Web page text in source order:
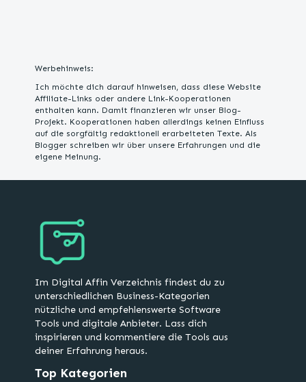
Werbehinweis:
Ich möchte dich darauf hinweisen, dass diese Website
Affiliate-Links oder andere Link-Kooperationen
enthalten kann. Damit finanzieren wir unser Blog-
Projekt. Kooperationen haben allerdings keinen Einfluss
auf die sorgfältig redaktionell erarbeiteten Texte. Als
Blogger schreiben wir über unsere Erfahrungen und die
eigene Meinung.
Im Digital Affin Verzeichnis findest du zu
unterschiedlichen Business-Kategorien
nützliche und empfehlenswerte Software
Tools und digitale Anbieter. Lass dich
inspirieren und kommentiere die Tools aus
deiner Erfahrung heraus.
Top Kategorien